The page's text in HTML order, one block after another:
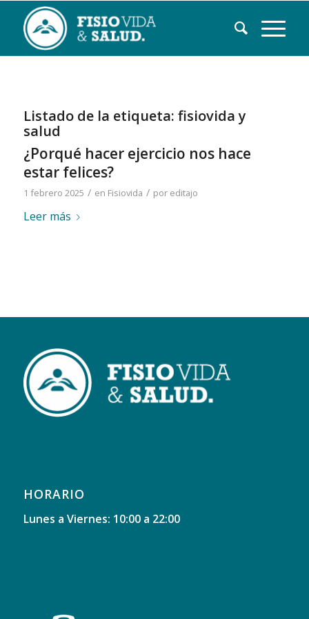
Listado de la etiqueta: fisiovida y
salud
¿Porqué hacer ejercicio nos hace
estar felices?
1 febrero 2025 / en Fisiovida / por editajo
Leer más
HORARIO
Lunes a Viernes: 10:00 a 22:00